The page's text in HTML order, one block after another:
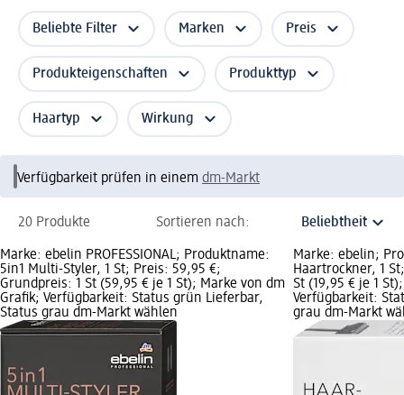
Beliebte Filter Marken Preis
Produkteigenschaften Produkttyp
Haartyp Wirkung
Verfügbarkeit prüfen in einem dm-Markt
20 Produkte Sortieren nach:
Marke: ebelin PROFESSIONAL; Produktname:
5in1 Multi-Styler, 1 St; Preis: 59,95 €;
Grundpreis: 1 St (59,95 € je 1 St); Marke von dm
Grafik; Verfügbarkeit: Status grün Lieferbar,
Status grau dm-Markt wählen
Marke: ebelin;
Haartrockner, 1
St (19,95 € je 1
Verfügbarkeit:
grau dm-Markt